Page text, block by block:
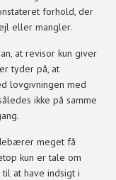
forhold, der
eller mangler.
at revisor kun giver
tyder på, at
lovgivningen med
ikke på samme
meget få
kun er tale om
at have indsigt i